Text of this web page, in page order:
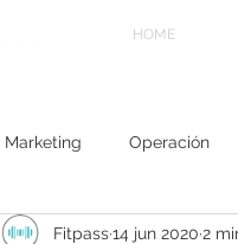
HOME
Marketing Operación
Fitpass14 jun 2020 2